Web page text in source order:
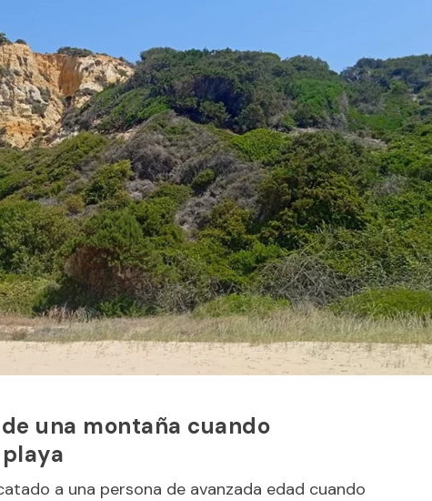
una montaña cuando
a una persona de avanzada edad cuando